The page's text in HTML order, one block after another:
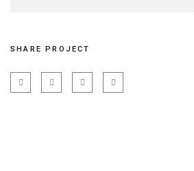
SHARE PROJECT